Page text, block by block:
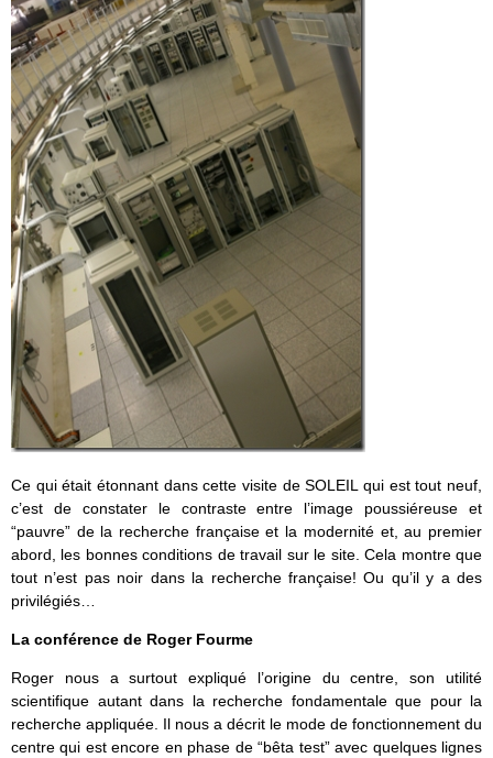
Ce qui était étonnant dans cette visite de SOLEIL qui est tout neuf,
c’est de constater le contraste entre l’image poussiéreuse et
“pauvre” de la recherche française et la modernité et, au premier
abord, les bonnes conditions de travail sur le site. Cela montre que
tout n’est pas noir dans la recherche française! Ou qu’il y a des
privilégiés…
La conférence de Roger Fourme
Roger nous a surtout expliqué l’origine du centre, son utilité
scientifique autant dans la recherche fondamentale que pour la
recherche appliquée. Il nous a décrit le mode de fonctionnement du
centre qui est encore en phase de “bêta test” avec quelques lignes